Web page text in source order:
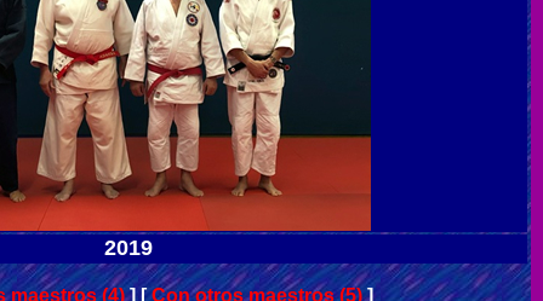
2019
maestros (4)] [Con otros maestros (5)]